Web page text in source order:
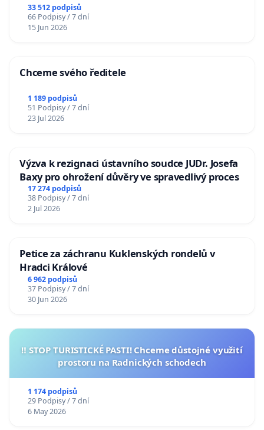
33 512 podpisů
66 Podpisy / 7 dní
15 Jun 2026
Chceme svého ředitele
1 189 podpisů
51 Podpisy / 7 dní
23 Jul 2026
Výzva k rezignaci ústavního soudce JUDr. Josefa
Baxy pro ohrožení důvěry ve spravedlivý proces
17 274 podpisů
38 Podpisy / 7 dní
2 Jul 2026
Petice za záchranu Kuklenských rondelů v
Hradci Králové
6 962 podpisů
37 Podpisy / 7 dní
30 Jun 2026
‼️ STOP TURISTICKÉ PASTI! Chceme důstojné využití
prostoru na Radnických schodech
1 174 podpisů
29 Podpisy / 7 dní
6 May 2026